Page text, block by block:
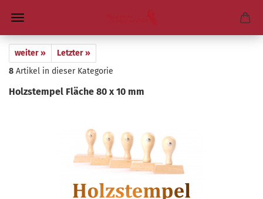
weiter »
Letzter »
8 Artikel in dieser Kategorie
Holz­stem­pel Flä­che 80 x 10 mm